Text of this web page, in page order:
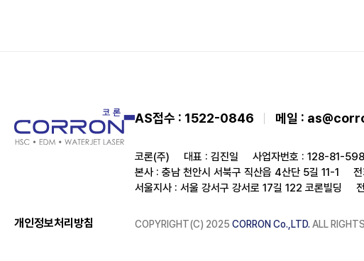
개인정보처리방침
AS접수 : 1522-0846 메일 :
코론(주) 대표 : 김진일 사업자번호 : 128-81-
본사 : 충남 천안시 서북구 직산읍 4산단 5길 11-1
서울지사 : 서울 강서구 강서로 17길 122 코론빌딩
COPYRIGHT(C) 2025 CORRON Co.,LTD. ALL